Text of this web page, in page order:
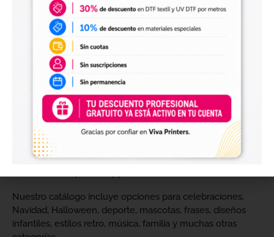
Estos diseños permiten incorporar nuevas opciones a tu
catálogo de personalización de objetos y preparar
producciones propias utilizando tu impresora UV DTF o tu
proveedor habitual de impresión.
Archivos digitales para negocios de
personalización
Comprar diseños digitales es una solución práctica para
profesionales que quieren ahorrar tiempo, renovar su
catálogo y ofrecer más variedad de productos a sus
clientes. Podrás escoger diseños de diferentes estilos,
Nuestro catálogo incluye opciones para celebraciones,
Navidad, Halloween, deporte, mascotas, frases, diseños
infantiles, estilos retro, música, familia y muchas otras